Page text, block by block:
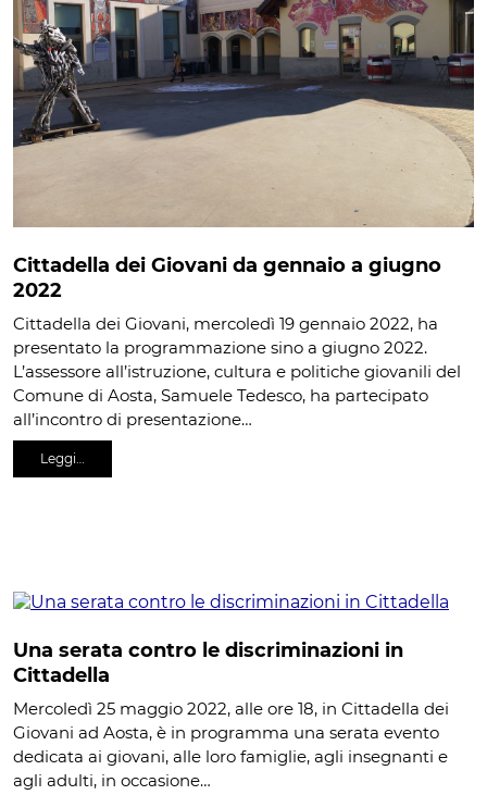
Cittadella dei Giovani da gennaio a giugno
2022
Cittadella dei Giovani, mercoledì 19 gennaio 2022, ha
presentato la programmazione sino a giugno 2022.
L’assessore all’istruzione, cultura e politiche giovanili del
Comune di Aosta, Samuele Tedesco, ha partecipato
all’incontro di presentazione…
Leggi…
Una serata contro le discriminazioni in
Cittadella
Mercoledì 25 maggio 2022, alle ore 18, in Cittadella dei
Giovani ad Aosta, è in programma una serata evento
dedicata ai giovani, alle loro famiglie, agli insegnanti e
agli adulti, in occasione…